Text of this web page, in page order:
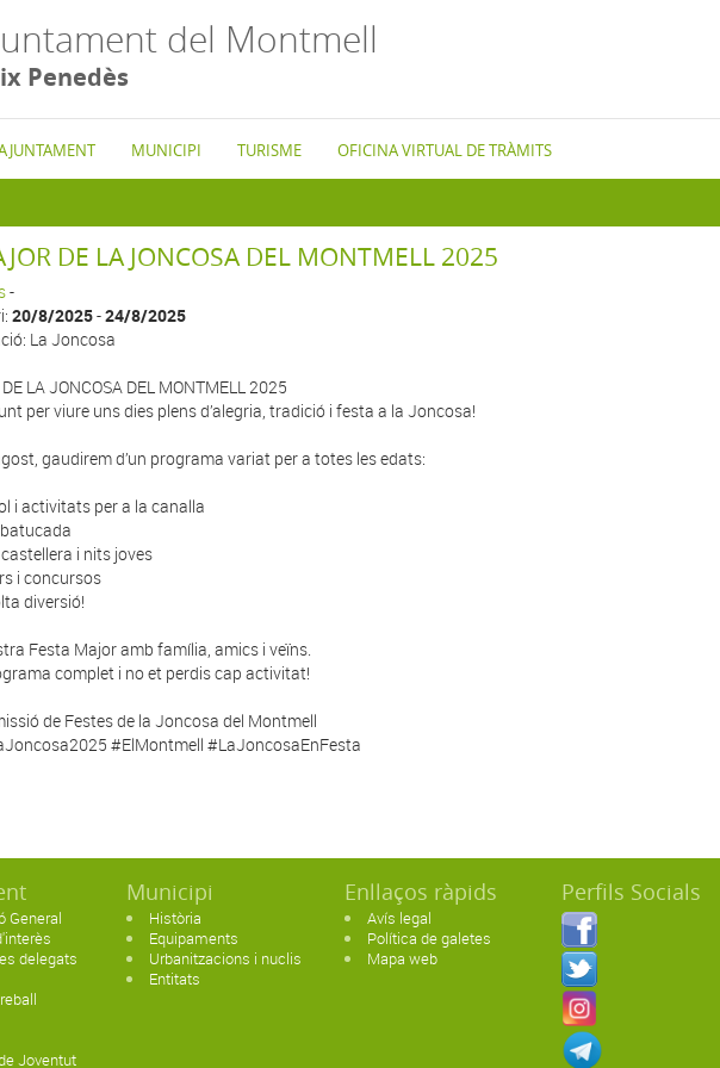
del Montmell
Penedès
MUNICIPI TURISME OFICINA VIRTUAL DE TRÀMITS
DE LA JONCOSA DEL MONTMELL 2025
-
20/8/2025-24/8/2025
La Joncosa
LA JONCOSA DEL MONTMELL 2025
per viure uns dies plens d’alegria, tradició i festa a la Joncosa!
gaudirem d’un programa variat per a totes les edats:
i activitats per a la canalla
i nits joves
i concursos
diversió!
Festa Major amb família, amics i veïns.
complet i no et perdis cap activitat!
de Festes de la Joncosa del Montmell
#ElMontmell #LaJoncosaEnFesta
General
delegats
Joventut
Municipi
Història
Equipaments
Urbanitzacions i nuclis
Entitats
Enllaços ràpids
Avís legal
Política de galetes
Mapa web
Perfils Socials